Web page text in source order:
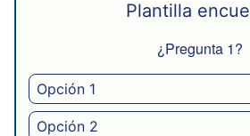
Plantilla
¿Pregunta 1?
Opción 1
Opción 2